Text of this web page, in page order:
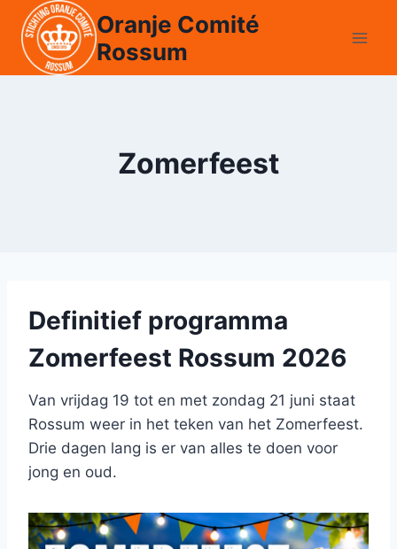
Doorgaan
naar
inhoud
Oranje Comité
Rossum
Zomerfeest
Definitief programma
Zomerfeest Rossum 2026
Van vrijdag 19 tot en met zondag 21 juni staat
Rossum weer in het teken van het Zomerfeest.
Drie dagen lang is er van alles te doen voor
jong en oud.